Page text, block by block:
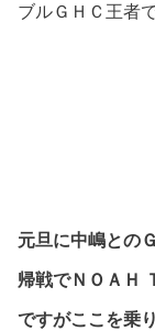
ブルＧＨＣ王者
元旦に中嶋との
帰戦でＮＯＡＨ
ですがここを乗